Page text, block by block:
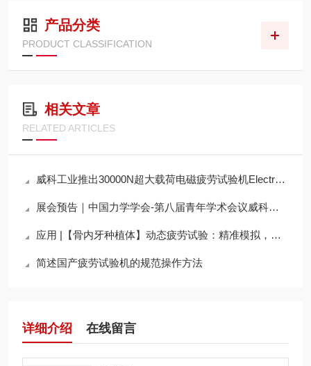
产品分类
PRODUCT CLASSIFICATION
相关文章
RELATED ARTICLES
威科工业推出30000N超大载荷电磁疲劳试验机ElectroFati 5130
展会预告｜中国力学学会-第八届青年学术会议威科工业与您相约！
应用 |【骨内牙种植体】动态疲劳试验：精准模拟，确保种植体长期可靠性
简述国产疲劳试验机的规范操作方法
详细介绍 在线留言